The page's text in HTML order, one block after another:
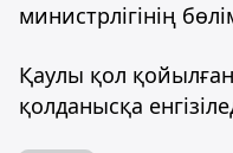
министрлігінің
Қаулы қол
қолданысқа